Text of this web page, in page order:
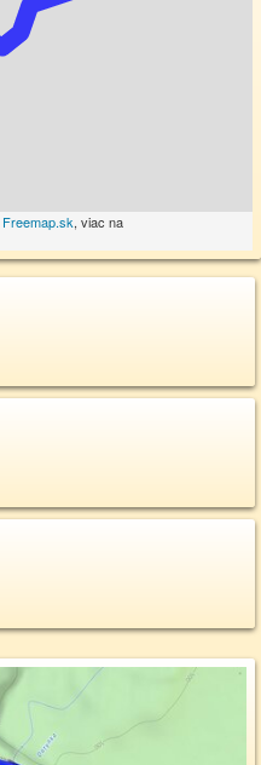
Freemap.sk, viac na